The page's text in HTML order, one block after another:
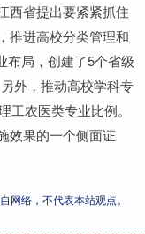
西省提出要紧紧抓住
推进高校分类管理和
布局，创建了5个省级
外，推动高校学科专
工农医类专业比例。
效果的一个侧面证
网络，不代表本站观点。